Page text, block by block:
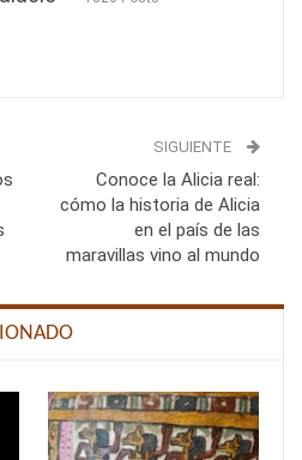
SIGUIENTE
Conoce la Alicia real:
cómo la historia de Alicia
en el país de las
maravillas vino al mundo